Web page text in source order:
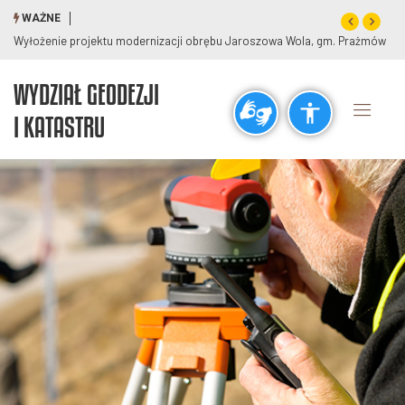
visibility_off title
Rozdzielczość
zoom_out
Pomniejsz
zoom_in
Powiększ
Czcionki
remove_circle_outline add_circle_outline
WAŻNE
Wyłożenie projektu modernizacji obrębu Jaroszowa Wola, gm. Prażmów
WYDZIAŁ GEODEZJI
I KATASTRU